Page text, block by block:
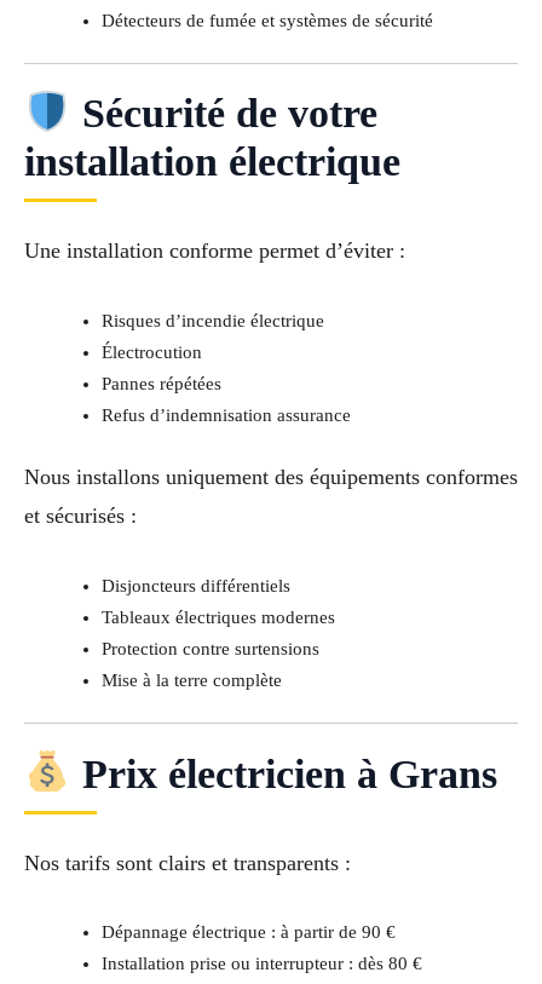
Détecteurs de fumée et systèmes de sécurité
Sécurité de votre
installation électrique
Une installation conforme permet d’éviter :
Risques d’incendie électrique
Électrocution
Pannes répétées
Refus d’indemnisation assurance
Nous installons uniquement des équipements conformes
et sécurisés :
Disjoncteurs différentiels
Tableaux électriques modernes
Protection contre surtensions
Mise à la terre complète
Prix électricien à Grans
Nos tarifs sont clairs et transparents :
Dépannage électrique : à partir de 90 €
Installation prise ou interrupteur : dès 80 €